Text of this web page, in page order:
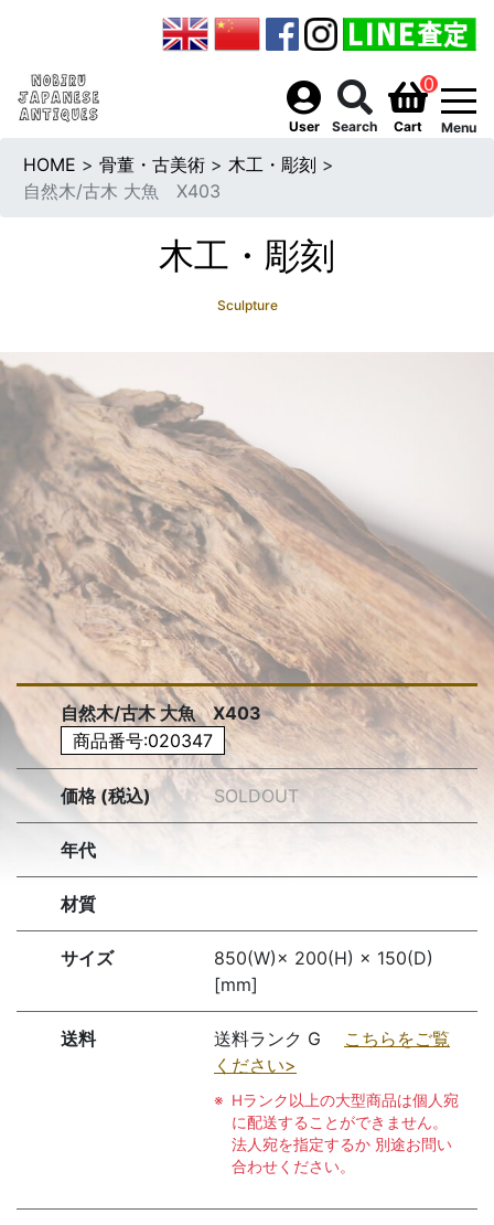
User Search
0
Cart Menu
HOME > 骨董・古美術 > 木工・彫刻 >
自然木/古木 大魚 X403
木工・彫刻
Sculpture
自然木/古木 大魚 X403
商品番号:020347
価格 (税込) SOLDOUT
年代
材質
サイズ
850(W)× 200(H) × 150(D)
[mm]
送料 送料ランク G こちらをご覧
ください>
Hランク以上の大型商品は個人宛
に配送することができません。
法人宛を指定するか 別途お問い
合わせください。